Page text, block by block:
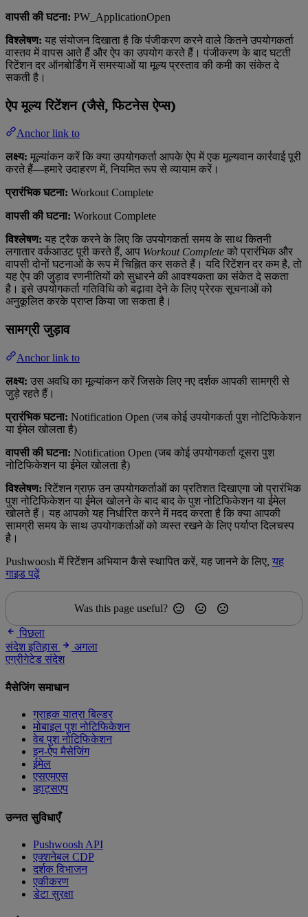
वापसी की घटना: PW_ApplicationOpen
विश्लेषण: यह संयोजन दिखाता है कि पंजीकरण करने वाले कितने उपयोगकर्ता
वास्तव में वापस आते हैं और ऐप का उपयोग करते हैं। पंजीकरण के बाद घटती
रिटेंशन दर ऑनबोर्डिंग में समस्याओं या मूल्य प्रस्ताव की कमी का संकेत दे
सकती है।
ऐप मूल्य रिटेंशन (जैसे, फिटनेस ऐप्स)
Anchor link to
लक्ष्य: मूल्यांकन करें कि क्या उपयोगकर्ता आपके ऐप में एक मूल्यवान कार्रवाई पूरी
करते हैं—हमारे उदाहरण में, नियमित रूप से व्यायाम करें।
प्रारंभिक घटना: Workout Complete
वापसी की घटना: Workout Complete
विश्लेषण: यह ट्रैक करने के लिए कि उपयोगकर्ता समय के साथ कितनी
लगातार वर्कआउट पूरी करते हैं, आप Workout Complete को प्रारंभिक और
वापसी दोनों घटनाओं के रूप में चिह्नित कर सकते हैं। यदि रिटेंशन दर कम है, तो
यह ऐप की जुड़ाव रणनीतियों को सुधारने की आवश्यकता का संकेत दे सकता
है। इसे उपयोगकर्ता गतिविधि को बढ़ावा देने के लिए प्रेरक सूचनाओं को
अनुकूलित करके प्राप्त किया जा सकता है।
सामग्री जुड़ाव
Anchor link to
लक्ष्य: उस अवधि का मूल्यांकन करें जिसके लिए नए दर्शक आपकी सामग्री से
जुड़े रहते हैं।
प्रारंभिक घटना: Notification Open (जब कोई उपयोगकर्ता पुश नोटिफिकेशन
या ईमेल खोलता है)
वापसी की घटना: Notification Open (जब कोई उपयोगकर्ता दूसरा पुश
नोटिफिकेशन या ईमेल खोलता है)
विश्लेषण: रिटेंशन ग्राफ़ उन उपयोगकर्ताओं का प्रतिशत दिखाएगा जो प्रारंभिक
पुश नोटिफिकेशन या ईमेल खोलने के बाद बाद के पुश नोटिफिकेशन या ईमेल
खोलते हैं। यह आपको यह निर्धारित करने में मदद करता है कि क्या आपकी
सामग्री समय के साथ उपयोगकर्ताओं को व्यस्त रखने के लिए पर्याप्त दिलचस्प
है।
Pushwoosh में रिटेंशन अभियान कैसे स्थापित करें, यह जानने के लिए, यह
गाइड पढ़ें
Was this page useful?
पिछला
संदेश इतिहास
अगला
एग्रीगेटेड संदेश
मैसेजिंग समाधान
ग्राहक यात्रा बिल्डर
मोबाइल पुश नोटिफिकेशन
वेब पुश नोटिफिकेशन
इन-ऐप मैसेजिंग
ईमेल
एसएमएस
व्हाट्सएप
उन्नत सुविधाएँ
Pushwoosh API
एक्शनेबल CDP
दर्शक विभाजन
एकीकरण
डेटा सुरक्षा